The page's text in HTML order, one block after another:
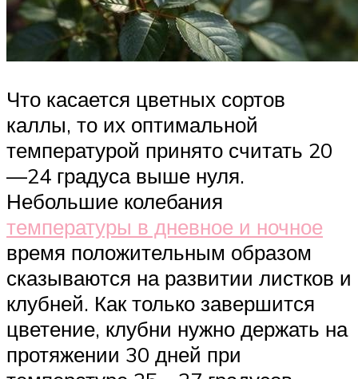
Что касается цветных сортов
каллы, то их оптимальной
температурой принято считать 20
—24 градуса выше нуля.
Небольшие колебания
температуры в дневное и ночное
время положительным образом
сказываются на развитии листков и
клубней. Как только завершится
цветение, клубни нужно держать на
протяжении 30 дней при